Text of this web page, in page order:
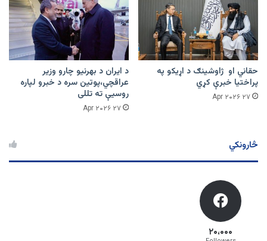
حقاني او ژاوشینګ د اړیکو په
پراختیا خبرې کړي
۲۷ Apr ۲۰۲۶
د ایران د بهرنیو چارو وزیر
عراقچي،پوتین سره د خبرو لپاره
روسیې ته تللی
۲۷ Apr ۲۰۲۶
څارونکي
۲۰،۰۰۰